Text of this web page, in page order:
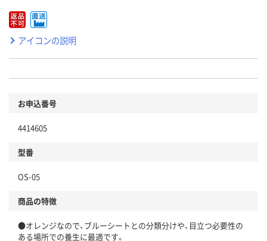
アイコンの説明
お申込番号
4414605
型番
OS-05
商品の特徴
●オレンジなので、ブルーシートとの分類分けや、目立つ必要性の
ある場所での養生に最適です。